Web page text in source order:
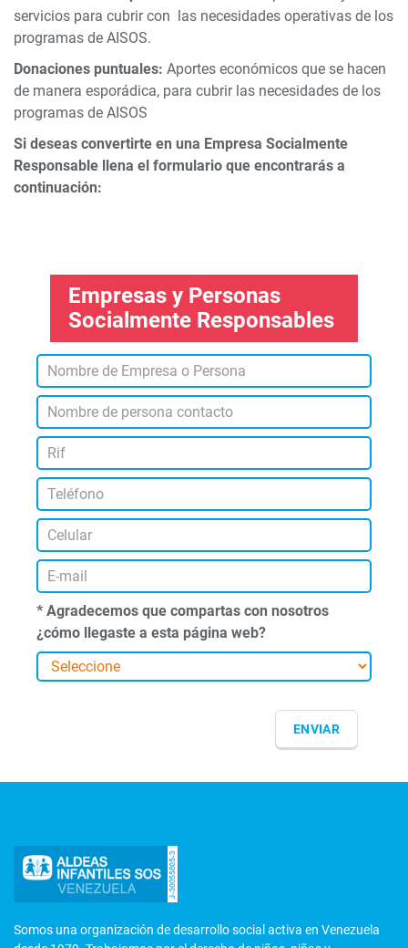
servicios para cubrir con las necesidades operativas de los
programas de AISOS.
Donaciones puntuales: Aportes económicos que se hacen
de manera esporádica, para cubrir las necesidades de los
programas de AISOS
Si deseas convertirte en una Empresa Socialmente
Responsable llena el formulario que encontrarás a
continuación:
Empresas y Personas
Socialmente Responsables
* Agradecemos que compartas con nosotros
¿cómo llegaste a esta página web?
Somos una organización de desarrollo social activa en Venezuela